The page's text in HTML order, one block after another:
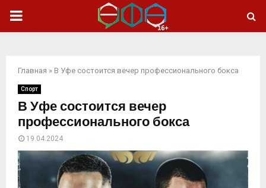
ОСНОВНОЕ
Главная » В Уфе состоится вечер профессионального бокса
Спорт
В Уфе состоится вечер
профессионального бокса
19.04.2024